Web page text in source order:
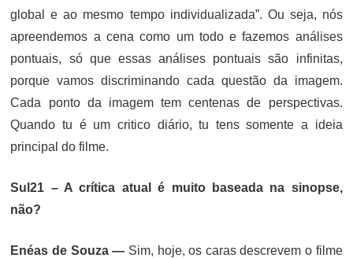
global e ao mesmo tempo individualizada”. Ou seja, nós
apreendemos a cena como um todo e fazemos análises
pontuais, só que essas análises pontuais são infinitas,
porque vamos discriminando cada questão da imagem.
Cada ponto da imagem tem centenas de perspectivas.
Quando tu é um critico diário, tu tens somente a ideia
principal do filme.
Sul21 – A crítica atual é muito baseada na sinopse,
não?
Enéas de Souza — Sim, hoje, os caras descrevem o filme